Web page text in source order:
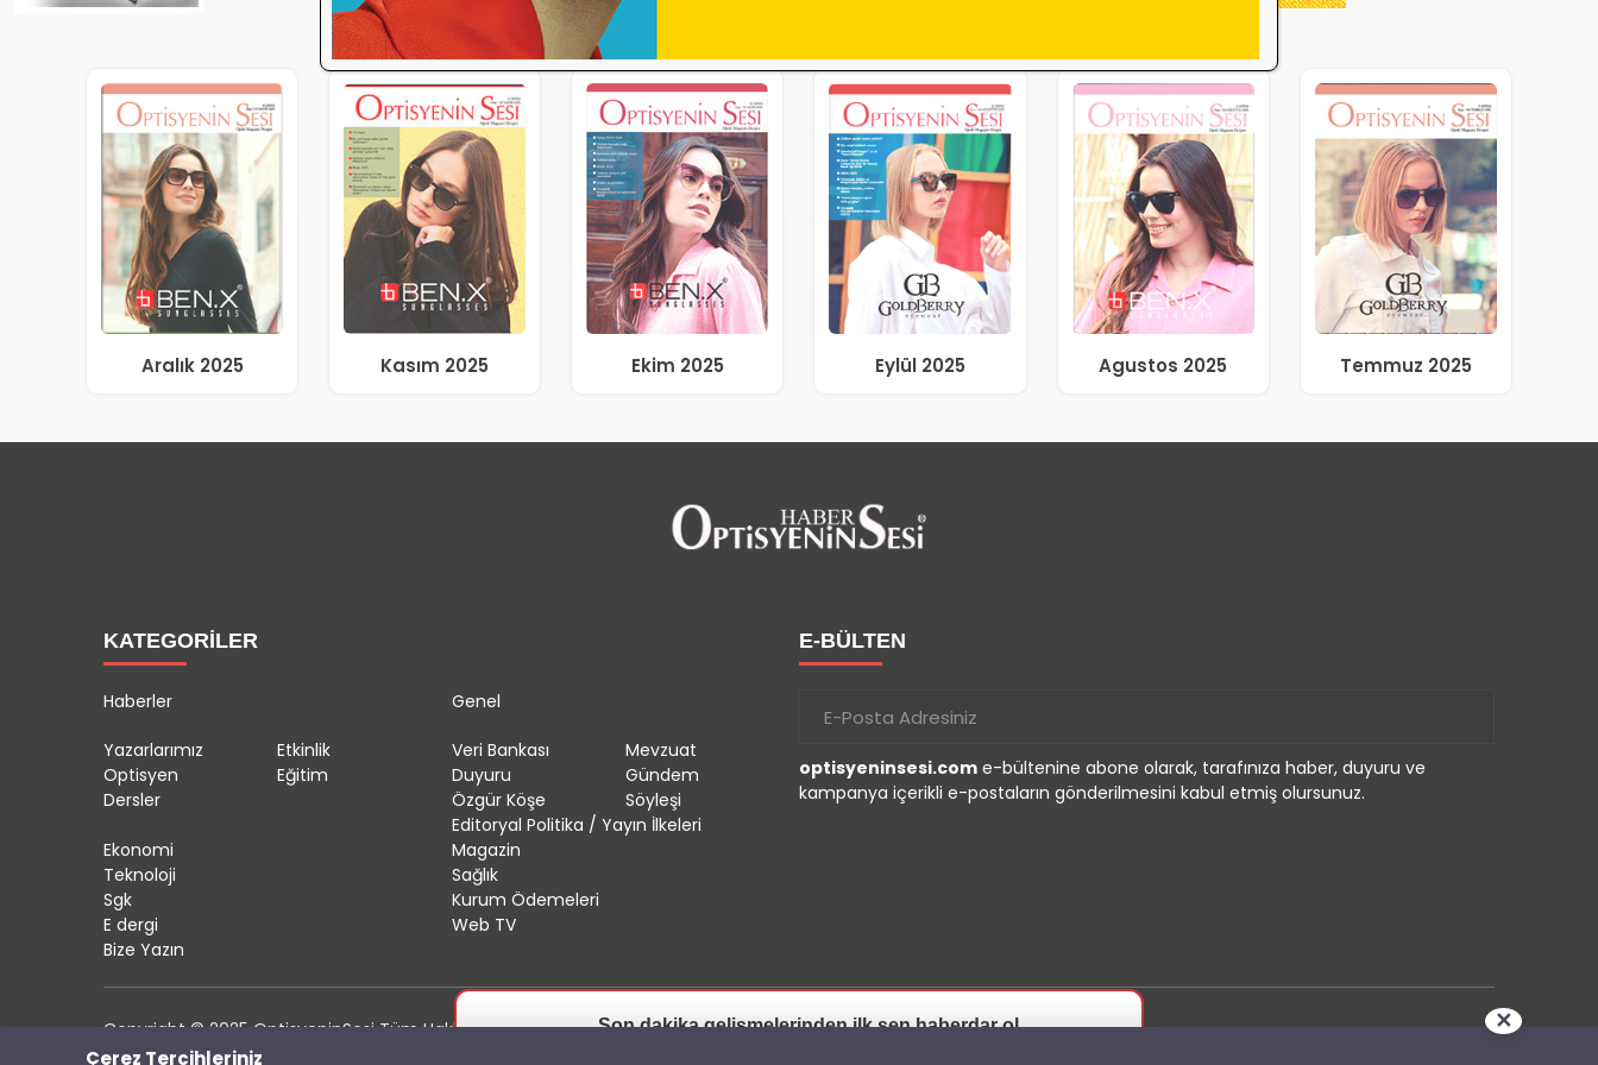
Aralık 2025 Kasım 2025 Ekim 2025 Eylül 2025 Agustos 2025 Temmuz 2025
KATEGORİLER
Haberler
Yazarlarımız
Etkinlik
Optisyen
Eğitim
Dersler
Genel
Veri Bankası
Mevzuat
Duyuru
Gündem
Özgür Köşe
Söyleşi
Editoryal Politika / Yayın İlkeleri
Ekonomi
Magazin
Teknoloji
Sağlık
Sgk
Kurum Ödemeleri
E dergi
Web TV
Bize Yazın
E-BÜLTEN
optisyeninsesi.com e-bültenine abone olarak, tarafınıza haber, duyuru ve
kampanya içerikli e-postaların gönderilmesini kabul etmiş olursunuz.
Copyright © 2025 OptisyeninSesi Tüm Hakları Saklıdır.
Çerez Tercihleriniz
✕
Son dakika gelişmelerinden ilk sen haberdar ol.